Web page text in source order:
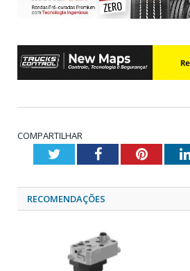
COMPARTILHAR
TwitterFacebook
RECOMENDAÇÕES